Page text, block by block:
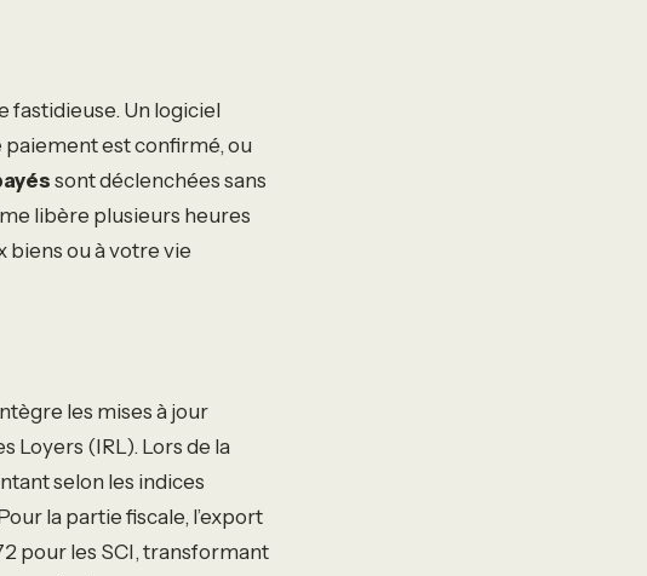
fastidieuse. Un logiciel
est confirmé, ou
sont déclenchées sans
libère plusieurs heures
biens ou à votre vie
les mises à jour
Loyers (IRL). Lors de la
selon les indices
la partie fiscale, l’export
pour les SCI, transformant